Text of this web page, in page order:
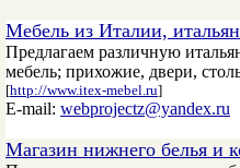
Мебель из Италии,
Предлагаем различную
мебель; прихожие, двери,
[http://www.itex-mebel.ru]
E-mail: webprojectz@yandex.ru
Магазин нижнего белья и